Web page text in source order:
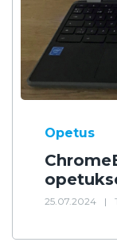
Opetus
25.07.2024 |